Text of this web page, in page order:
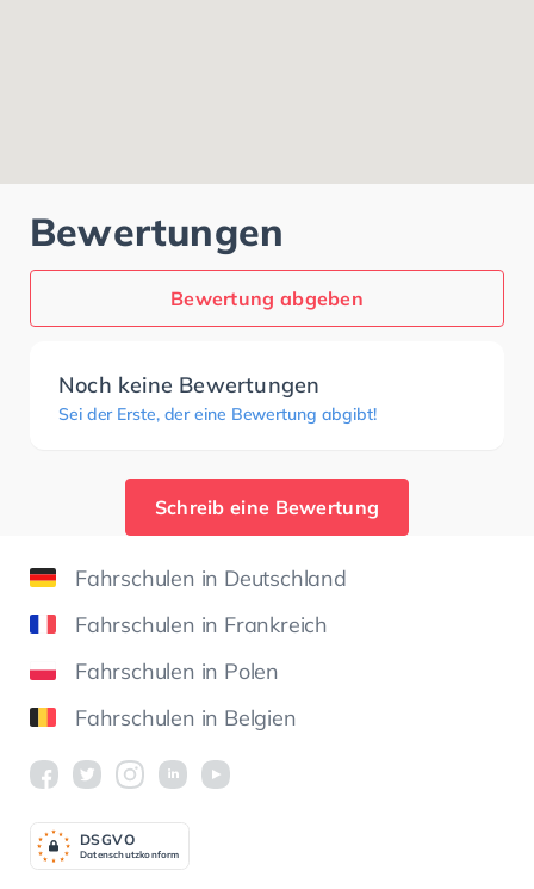
Bewertungen
Bewertung abgeben
Noch keine Bewertungen
Sei der Erste, der eine Bewertung abgibt!
Schreib eine Bewertung
Fahrschulen in Deutschland
Fahrschulen in Frankreich
Fahrschulen in Polen
Fahrschulen in Belgien
Datenschutzkonform
DSGVO